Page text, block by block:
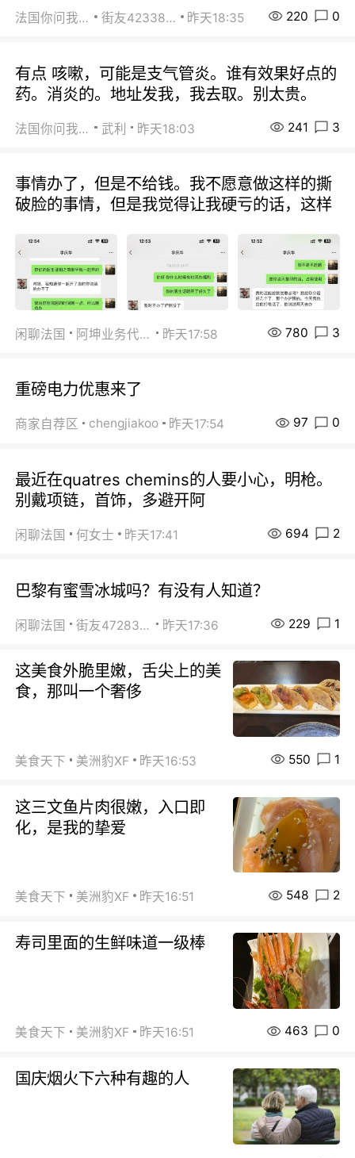
法国你问我答 街友42338202 昨天18:35 220 0
有点 咳嗽，可能是支气管炎。谁有效果好点的
药。消炎的。地址发我，我去取。别太贵。
法国你问我答 武利 昨天18:03 241 3
事情办了，但是不给钱。我不愿意做这样的撕
破脸的事情，但是我觉得让我硬亏的话，这样
闲聊法国 阿坤业务代办 昨天17:58 780 3
重磅电力优惠来了
商家自荐区 chengjiakoo 昨天17:54 97 0
最近在quatres chemins的人要小心，明枪。
别戴项链，首饰，多避开阿
闲聊法国 何女士 昨天17:41 694 2
巴黎有蜜雪冰城吗？有没有人知道？
闲聊法国 街友472838572 昨天17:36 229 1
这美食外脆里嫩，舌尖上的美
食，那叫一个奢侈
美食天下 美洲豹XF 昨天16:53 550 1
这三文鱼片肉很嫩，入口即
化，是我的挚爱
美食天下 美洲豹XF 昨天16:51 548 2
寿司里面的生鲜味道一级棒
美食天下 美洲豹XF 昨天16:51 463 0
国庆烟火下六种有趣的人